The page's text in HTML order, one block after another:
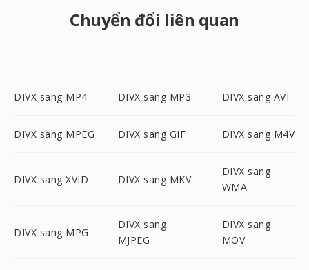
Chuyển đổi liên quan
DIVX sang MP4 DIVX sang MP3 DIVX sang AVI
DIVX sang MPEG DIVX sang GIF DIVX sang M4V
DIVX sang XVID DIVX sang MKV
DIVX sang
WMA
DIVX sang MPG
DIVX sang
MJPEG
DIVX sang
MOV